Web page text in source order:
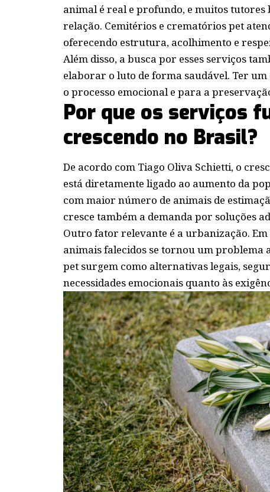
animal é real e profundo, e muitos
relação. Cemitérios e crematórios pet
oferecendo estrutura, acolhimento e
Além disso, a busca por esses serviços
elaborar o luto de forma saudável. Ter
o processo emocional e para a
Por que os serviços
crescendo no Brasil?
De acordo com Tiago Oliva Schietti, o
está diretamente ligado ao aumento da
com maior número de animais de
cresce também a demanda por soluções
Outro fator relevante é a urbanização.
animais falecidos se tornou um
pet surgem como alternativas legais,
necessidades emocionais quanto às